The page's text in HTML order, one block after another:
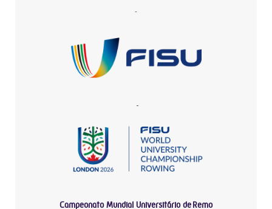
-
-
Campeonato Mundial Universitário de Remo